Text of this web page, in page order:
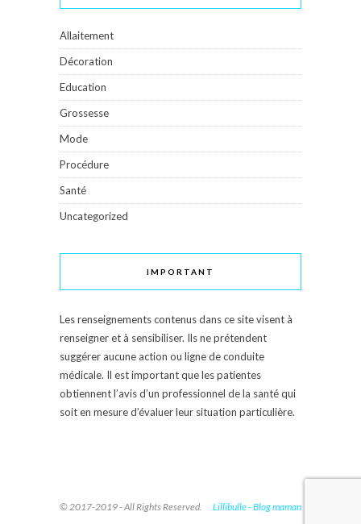
Allaitement
Décoration
Education
Grossesse
Mode
Procédure
Santé
Uncategorized
IMPORTANT
Les renseignements contenus dans ce site visent à
renseigner et à sensibiliser. Ils ne prétendent
suggérer aucune action ou ligne de conduite
médicale. Il est important que les patientes
obtiennent l’avis d’un professionnel de la santé qui
soit en mesure d’évaluer leur situation particulière.
© 2017-2019 - All Rights Reserved. Lillibulle - Blog maman